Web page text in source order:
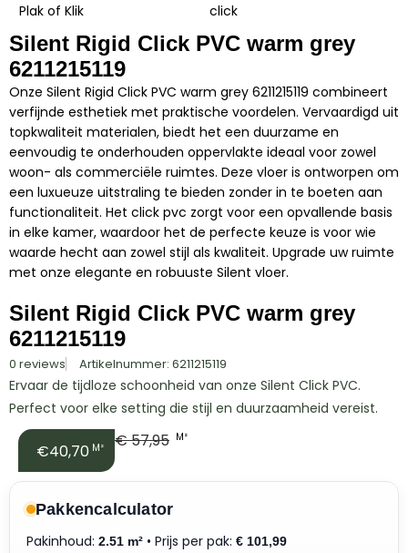
Plak of Klik click
Silent Rigid Click PVC warm grey
6211215119
Onze Silent Rigid Click PVC warm grey 6211215119 combineert
verfijnde esthetiek met praktische voordelen. Vervaardigd uit
topkwaliteit materialen, biedt het een duurzame en
eenvoudig te onderhouden oppervlakte ideaal voor zowel
woon- als commerciële ruimtes. Deze vloer is ontworpen om
een luxueuze uitstraling te bieden zonder in te boeten aan
functionaliteit. Het click pvc zorgt voor een opvallende basis
in elke kamer, waardoor het de perfecte keuze is voor wie
waarde hecht aan zowel stijl als kwaliteit. Upgrade uw ruimte
met onze elegante en robuuste Silent vloer.
Silent Rigid Click PVC warm grey
6211215119
0 reviews Artikelnummer: 6211215119
Ervaar de tijdloze schoonheid van onze Silent Click PVC.
Perfect voor elke setting die stijl en duurzaamheid vereist.
€40,70 M² €57,95 M²
Pakkencalculator
Pakinhoud: 2.51 m² • Prijs per pak: € 101,99